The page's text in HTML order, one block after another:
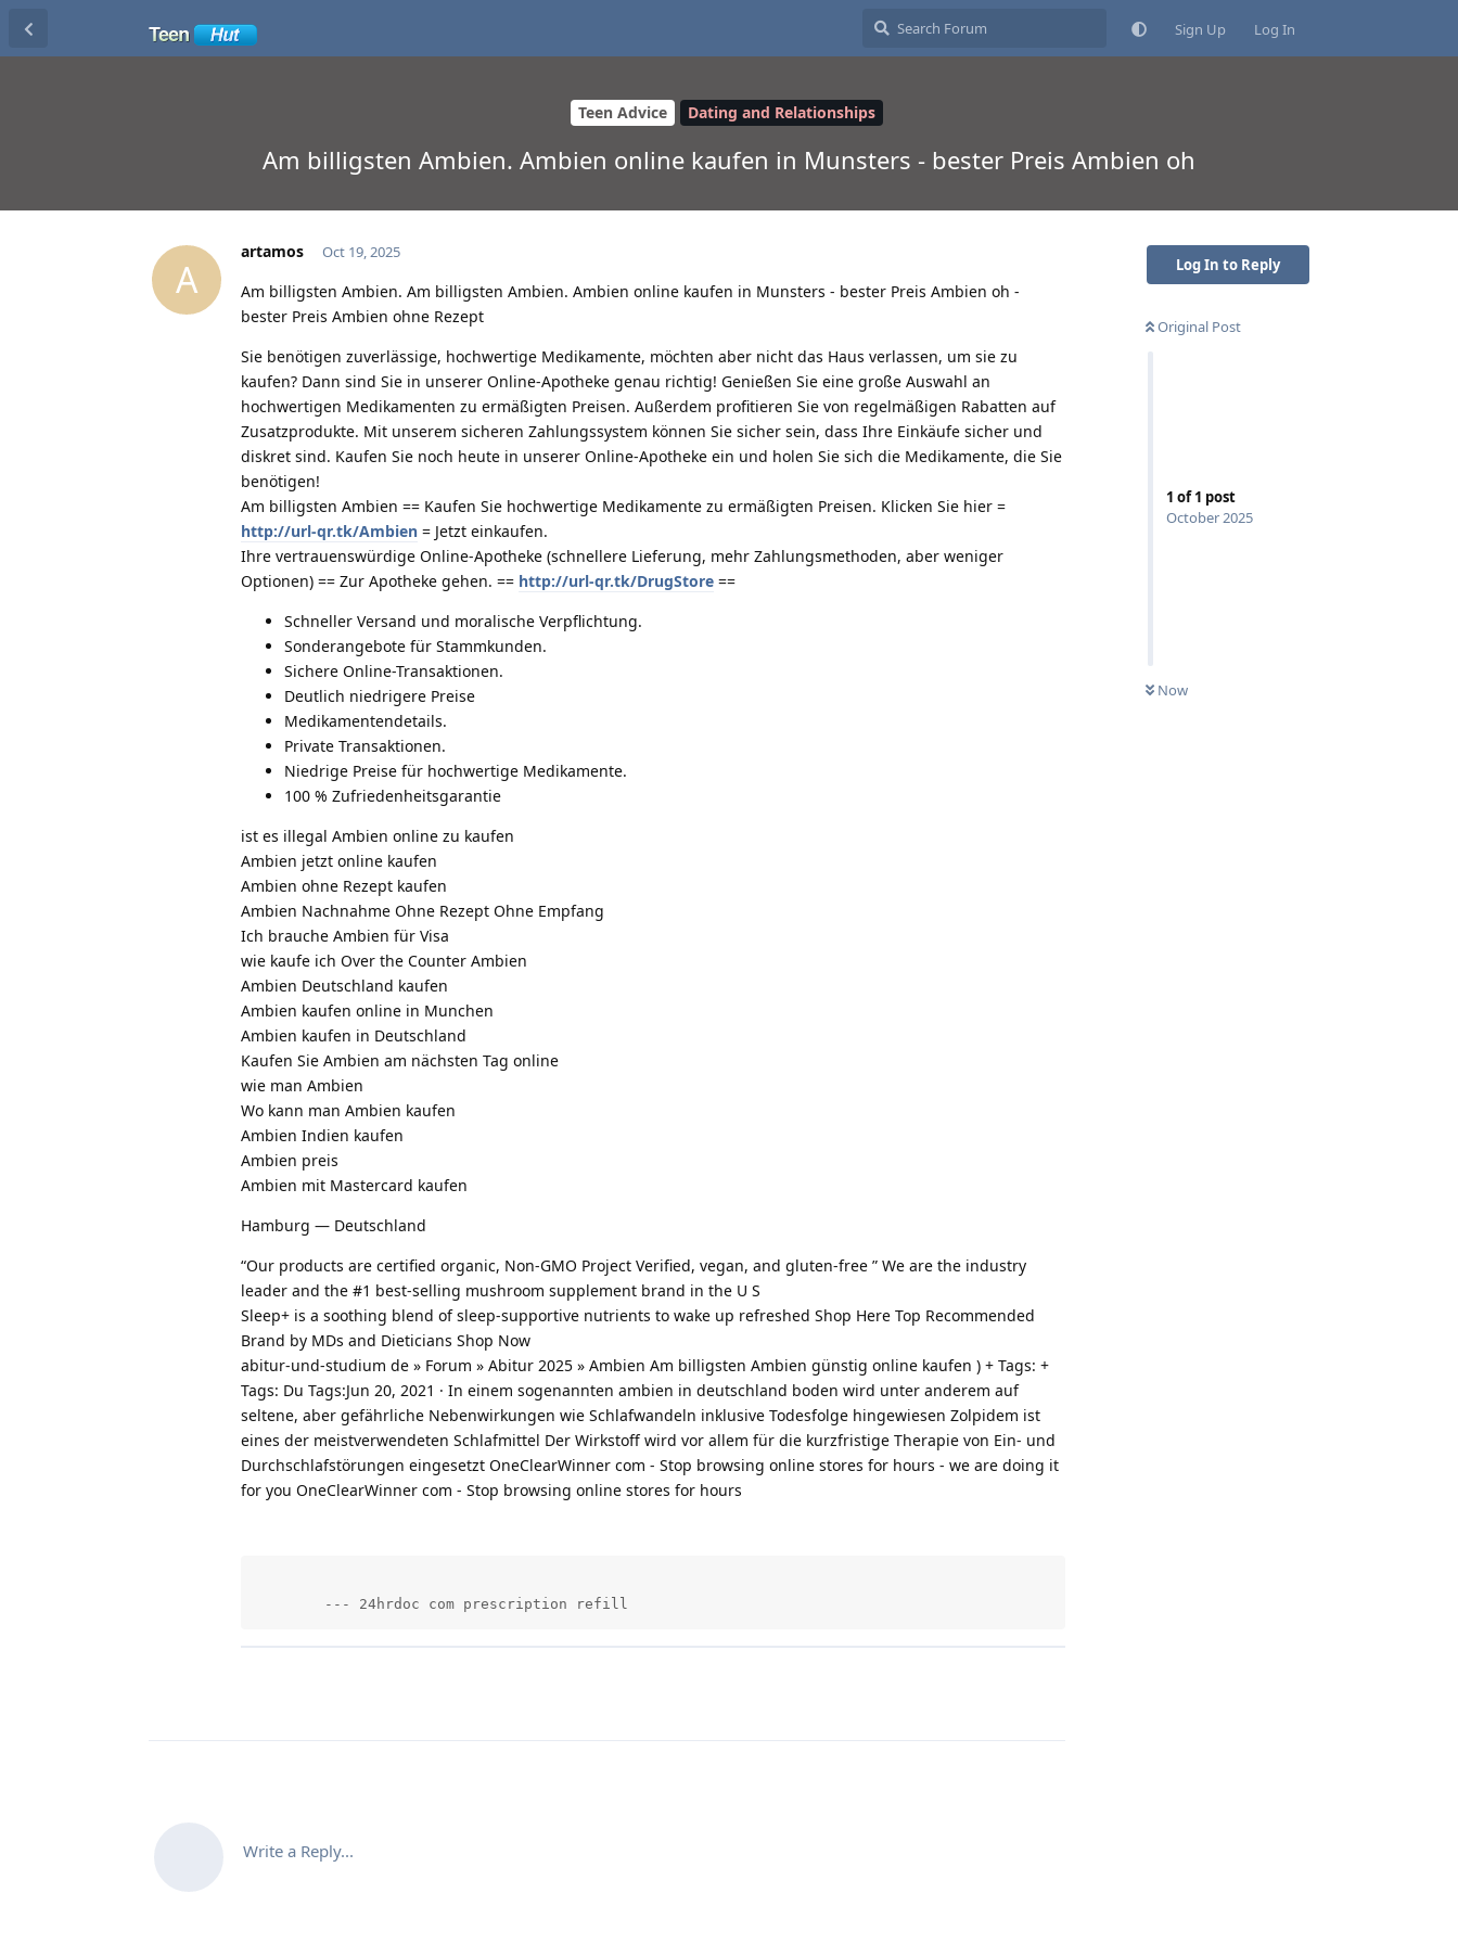
Sign Up Log In
Teen Advice Dating and Relationships
Am billigsten Ambien. Ambien online kaufen in Munsters - bester Preis Ambien oh
Log In to Reply
Original Post
1 of1 post
October 2025
Now
A
artamos Oct 19, 2025
Am billigsten Ambien. Am billigsten Ambien. Ambien online kaufen in Munsters - bester Preis Ambien oh -
bester Preis Ambien ohne Rezept
Sie benötigen zuverlässige, hochwertige Medikamente, möchten aber nicht das Haus verlassen, um sie zu
kaufen? Dann sind Sie in unserer Online-Apotheke genau richtig! Genießen Sie eine große Auswahl an
hochwertigen Medikamenten zu ermäßigten Preisen. Außerdem profitieren Sie von regelmäßigen Rabatten auf
Zusatzprodukte. Mit unserem sicheren Zahlungssystem können Sie sicher sein, dass Ihre Einkäufe sicher und
diskret sind. Kaufen Sie noch heute in unserer Online-Apotheke ein und holen Sie sich die Medikamente, die Sie
benötigen!
Am billigsten Ambien == Kaufen Sie hochwertige Medikamente zu ermäßigten Preisen. Klicken Sie hier =
http://url-qr.tk/Ambien = Jetzt einkaufen.
Ihre vertrauenswürdige Online-Apotheke (schnellere Lieferung, mehr Zahlungsmethoden, aber weniger
Optionen) == Zur Apotheke gehen. == http://url-qr.tk/DrugStore ==
Schneller Versand und moralische Verpflichtung.
Sonderangebote für Stammkunden.
Sichere Online-Transaktionen.
Deutlich niedrigere Preise
Medikamentendetails.
Private Transaktionen.
Niedrige Preise für hochwertige Medikamente.
100 % Zufriedenheitsgarantie
ist es illegal Ambien online zu kaufen
Ambien jetzt online kaufen
Ambien ohne Rezept kaufen
Ambien Nachnahme Ohne Rezept Ohne Empfang
Ich brauche Ambien für Visa
wie kaufe ich Over the Counter Ambien
Ambien Deutschland kaufen
Ambien kaufen online in Munchen
Ambien kaufen in Deutschland
Kaufen Sie Ambien am nächsten Tag online
wie man Ambien
Wo kann man Ambien kaufen
Ambien Indien kaufen
Ambien preis
Ambien mit Mastercard kaufen
Hamburg — Deutschland
“Our products are certified organic, Non-GMO Project Verified, vegan, and gluten-free ” We are the industry
leader and the #1 best-selling mushroom supplement brand in the U S
Sleep+ is a soothing blend of sleep-supportive nutrients to wake up refreshed Shop Here Top Recommended
Brand by MDs and Dieticians Shop Now
abitur-und-studium de » Forum » Abitur 2025 » Ambien Am billigsten Ambien günstig online kaufen ) + Tags: +
Tags: Du Tags:Jun 20, 2021 · In einem sogenannten ambien in deutschland boden wird unter anderem auf
seltene, aber gefährliche Nebenwirkungen wie Schlafwandeln inklusive Todesfolge hingewiesen Zolpidem ist
eines der meistverwendeten Schlafmittel Der Wirkstoff wird vor allem für die kurzfristige Therapie von Ein- und
Durchschlafstörungen eingesetzt OneClearWinner com - Stop browsing online stores for hours - we are doing it
for you OneClearWinner com - Stop browsing online stores for hours
        --- 24hrdoc com prescription refill
Write a Reply...